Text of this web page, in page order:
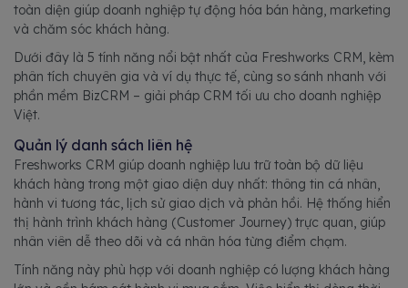
toàn diện giúp doanh nghiệp tự động hóa bán hàng, marketing
và chăm sóc khách hàng.
Dưới đây là 5 tính năng nổi bật nhất của Freshworks CRM, kèm
phân tích chuyên gia và ví dụ thực tế, cùng so sánh nhanh với
phần mềm BizCRM – giải pháp CRM tối ưu cho doanh nghiệp
Việt.
Quản lý danh sách liên hệ
Freshworks CRM giúp doanh nghiệp lưu trữ toàn bộ dữ liệu
khách hàng trong một giao diện duy nhất: thông tin cá nhân,
hành vi tương tác, lịch sử giao dịch và phản hồi. Hệ thống hiển
thị hành trình khách hàng (Customer Journey) trực quan, giúp
nhân viên dễ theo dõi và cá nhân hóa từng điểm chạm.
Tính năng này phù hợp với doanh nghiệp có lượng khách hàng